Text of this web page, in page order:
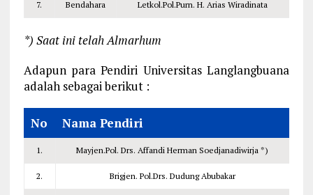
7. Bendahara Letkol.Pol.Purn. H. Arias Wiradinata
*) Saat ini telah Almarhum
Adapun para Pendiri Universitas Langlangbuana
adalah sebagai berikut :
No Nama Pendiri
1. Mayjen.Pol. Drs. Affandi Herman Soedjanadiwirja *)
2. Brigjen. Pol.Drs. Dudung Abubakar